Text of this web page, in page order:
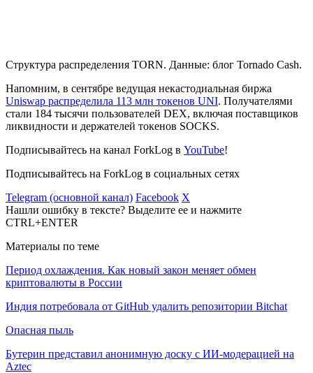
Структура распределения TORN. Данные: блог Tornado Cash.
Напомним, в сентябре ведущая некастодиальная биржа
Uniswap распределила 113 млн токенов UNI. Получателями
стали 184 тысячи пользователей DEX, включая поставщиков
ликвидности и держателей токенов SOCKS.
Подписывайтесь на канал ForkLog в YouTube!
Подписывайтесь на ForkLog в социальных сетях
Telegram (основной канал) Facebook X
Нашли ошибку в тексте? Выделите ее и нажмите
CTRL+ENTER
Материалы по теме
Период охлаждения. Как новый закон меняет обмен
криптовалюты в России
Индия потребовала от GitHub удалить репозитории Bitchat
Опасная пыль
Бутерин представил анонимную доску с ИИ-модерацией на
Aztec